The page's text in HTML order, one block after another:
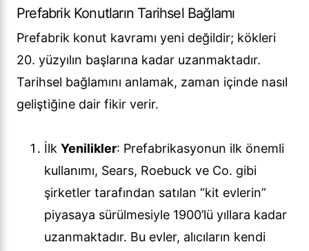
Prefabrik Konutların Tarihsel Bağlamı
Prefabrik konut kavramı yeni değildir; kökleri
20. yüzyılın başlarına kadar uzanmaktadır.
Tarihsel bağlamını anlamak, zaman içinde nasıl
geliştiğine dair fikir verir.
İlk Yenilikler: Prefabrikasyonun ilk önemli
kullanımı, Sears, Roebuck ve Co. gibi
şirketler tarafından satılan “kit evlerin”
piyasaya sürülmesiyle 1900’lü yıllara kadar
uzanmaktadır. Bu evler, alıcıların kendi